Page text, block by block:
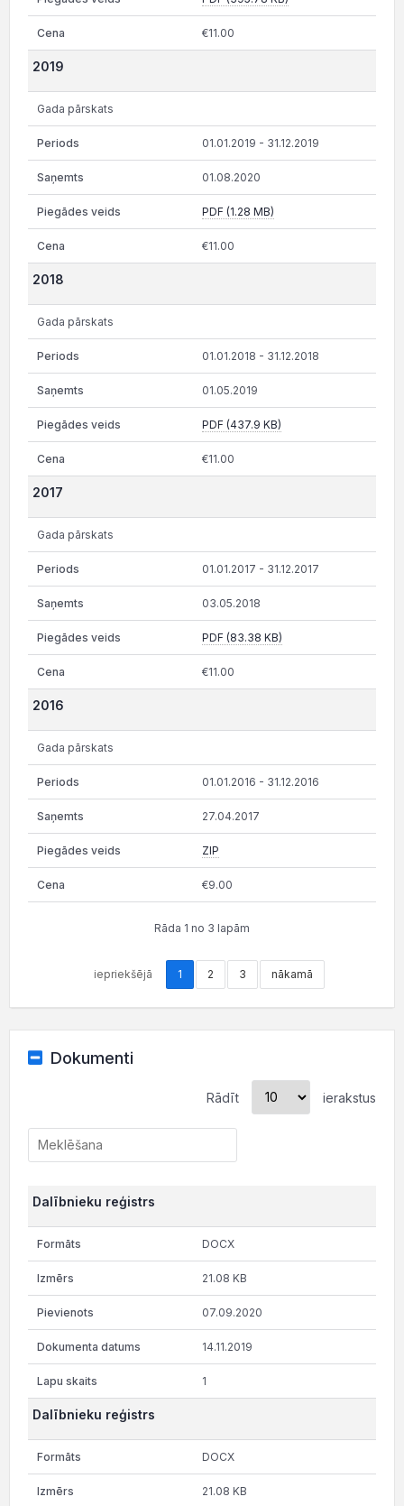
€11.00
2019
Gada pārskats
01.01.2019 - 31.12.2019
01.08.2020
PDF (1.28 MB)
€11.00
2018
Gada pārskats
01.01.2018 - 31.12.2018
01.05.2019
PDF (437.9 KB)
€11.00
2017
Gada pārskats
01.01.2017 - 31.12.2017
03.05.2018
PDF (83.38 KB)
€11.00
2016
Gada pārskats
01.01.2016 - 31.12.2016
27.04.2017
ZIP
€9.00
Rāda 1 no 3 lapām
iepriekšējā 1 2 3 nākamā
Dokumenti
Rādīt ierakstus
Dalībnieku reģistrs
DOCX
21.08 KB
07.09.2020
14.11.2019
1
Dalībnieku reģistrs
DOCX
21.08 KB